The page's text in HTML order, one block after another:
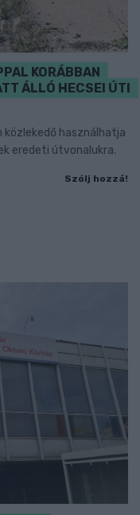
KORÁBBAN
ÁLLÓ HECSEI ÚTI
használhatja
eredeti útvonalukra.
Szólj hozzá!